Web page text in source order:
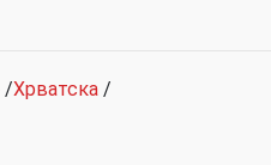
/Хрватска /